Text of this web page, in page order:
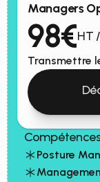
Managers
98€HT
Transmettre
Posture